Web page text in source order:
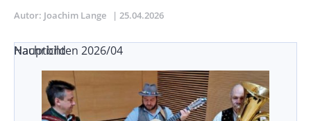
Autor Joachim Lange Publikationsdatum
25.04.2026
Nachrichten 2026/04
Hauptbild